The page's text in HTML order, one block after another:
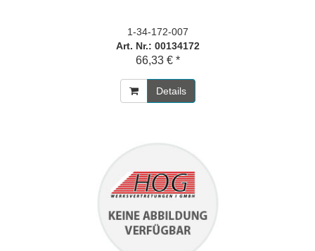
1-34-172-007
Art. Nr.: 00134172
66,33 € *
Details